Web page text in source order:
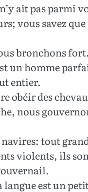
ait pas parmi
vous savez
bronchons
un homme
entier.
obéir des
nous
navires: tout
violents, ils
langue est un